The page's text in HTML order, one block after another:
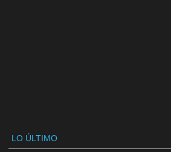
LO ÚLTIMO